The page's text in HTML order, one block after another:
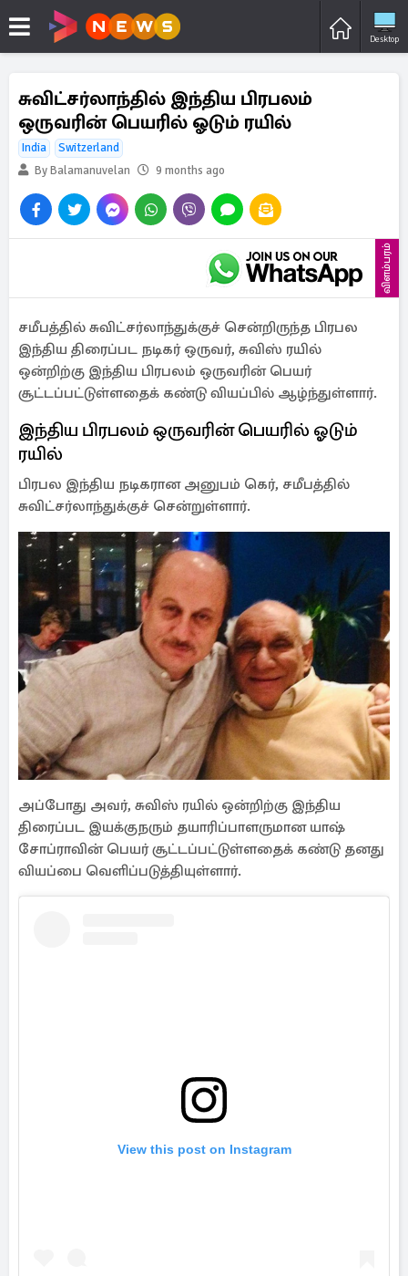
Desktop
சுவிட்சர்லாந்தில் இந்திய பிரபலம்
ஒருவரின் பெயரில் ஓடும் ரயில்
India
Switzerland
By Balamanuvelan
9 months ago
விளம்பரம்
சமீபத்தில் சுவிட்சர்லாந்துக்குச் சென்றிருந்த பிரபல
இந்திய திரைப்பட நடிகர் ஒருவர், சுவிஸ் ரயில்
ஒன்றிற்கு இந்திய பிரபலம் ஒருவரின் பெயர்
சூட்டப்பட்டுள்ளதைக் கண்டு வியப்பில் ஆழ்ந்துள்ளார்.
இந்திய பிரபலம் ஒருவரின் பெயரில் ஓடும்
ரயில்
பிரபல இந்திய நடிகரான அனுபம் கெர், சமீபத்தில்
சுவிட்சர்லாந்துக்குச் சென்றுள்ளார்.
அப்போது அவர், சுவிஸ் ரயில் ஒன்றிற்கு இந்திய
திரைப்பட இயக்குநரும் தயாரிப்பாளருமான யாஷ்
சோப்ராவின் பெயர் சூட்டப்பட்டுள்ளதைக் கண்டு தனது
வியப்பை வெளிப்படுத்தியுள்ளார்.
View this post on Instagram